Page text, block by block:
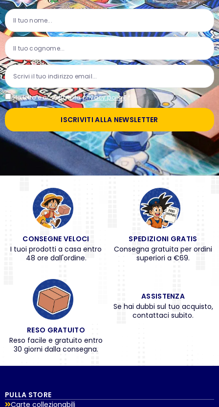
Ho letto e accettato laprivacy policy *
ISCRIVITI ALLA NEWSLETTER
CONSEGNE VELOCI
I tuoi prodotti a casa entro
48 ore dall'ordine.
SPEDIZIONI GRATIS
Consegna gratuita per ordini
superiori a €69.
RESO GRATUITO
Reso facile e gratuito entro
30 giorni dalla consegna.
ASSISTENZA
Se hai dubbi sul tuo acquisto,
contattaci subito.
PULLA STORE
Carte collezionabili